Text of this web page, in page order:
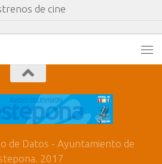
de cine
de Datos - Ayuntamiento de
2017